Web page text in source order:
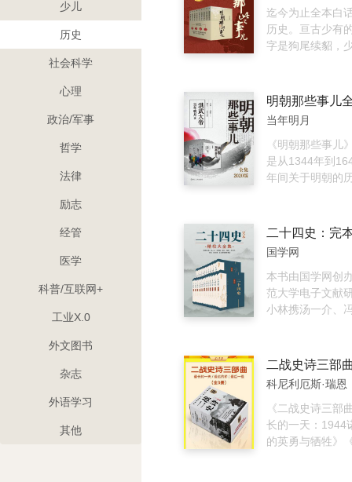
少儿
历史
社会科学
心理
政治/军事
哲学
法律
励志
经管
医学
科普/互联网+
工业X.0
外文图书
杂志
外语学习
其他
元。更有明朝最
乐夺位、建文失
役。高潮迭起，
迄今为止全本白
历史。亘古少有
字是狗尾续貂，
这三百年间关于
情，以史料为基
具体人物为主线
说的笔法，对明
他王公权贵和小
行全景展示，尤
度、人伦道德的
当年明月
《明朝那些事儿
是从1344年到
年间关于明朝的
余种明代史料和
明史专家毛佩琦
瞰三百年明史，
大明王朝：非常看点1
仅有的个性皇帝
年，历经16帝，
靖帝的权力纵横
明武宗/坚持一
宗/木工皇帝明
看点2 看奇才辈出的军事英雄
忠良义士之多，
息。冷眼向敌寇
国学网
本书由国学网创
范大学电子文献
小林携汤一介、
铭、邓小军等百
教授历经二十余
校、排版制作而
记、汉书、后汉
晋书、宋书、南
陈书、魏书、北
科尼利厄斯·瑞恩
《二战史诗三部
长的一天：1944
的英勇与牺牲》